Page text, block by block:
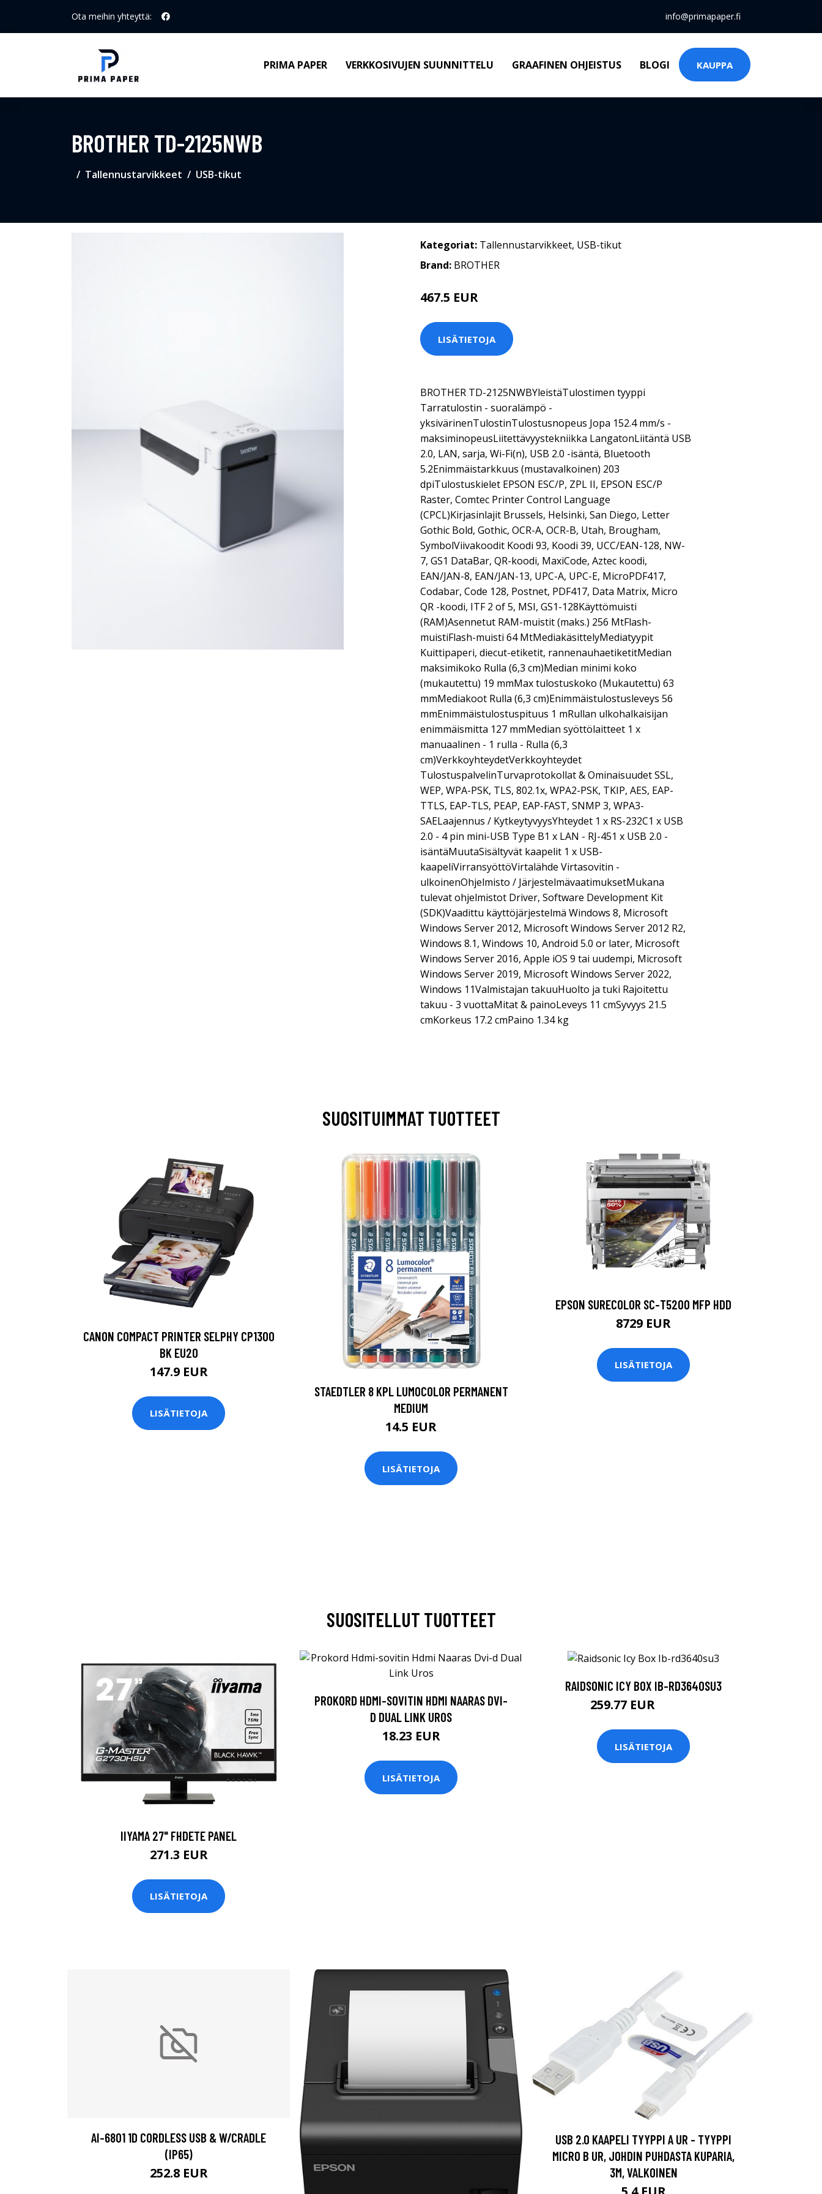
Ota meihin yhteyttä: info@primapaper.fi
PRIMA PAPER VERKKOSIVUJEN SUUNNITTELU GRAAFINEN OHJEISTUS BLOGI KAUPPA
BROTHER TD-2125NWB
Tallennustarvikkeet USB-tikut
Kategoriat: Tallennustarvikkeet, USB-tikut
Brand: BROTHER
467.5 EUR
LISÄTIETOJA
BROTHER TD-2125NWBYleistäTulostimen tyyppi
Tarratulostin - suoralämpö -
yksivärinenTulostinTulostusnopeus Jopa 152.4 mm/s -
maksiminopeusLiitettävyystekniikka LangatonLiitäntä USB
2.0, LAN, sarja, Wi-Fi(n), USB 2.0 -isäntä, Bluetooth
5.2Enimmäistarkkuus (mustavalkoinen) 203
dpiTulostuskielet EPSON ESC/P, ZPL II, EPSON ESC/P
Raster, Comtec Printer Control Language
(CPCL)Kirjasinlajit Brussels, Helsinki, San Diego, Letter
Gothic Bold, Gothic, OCR-A, OCR-B, Utah, Brougham,
SymbolViivakoodit Koodi 93, Koodi 39, UCC/EAN-128, NW-
7, GS1 DataBar, QR-koodi, MaxiCode, Aztec koodi,
EAN/JAN-8, EAN/JAN-13, UPC-A, UPC-E, MicroPDF417,
Codabar, Code 128, Postnet, PDF417, Data Matrix, Micro
QR -koodi, ITF 2 of 5, MSI, GS1-128Käyttömuisti
(RAM)Asennetut RAM-muistit (maks.) 256 MtFlash-
muistiFlash-muisti 64 MtMediakäsittelyMediatyypit
Kuittipaperi, diecut-etiketit, rannenauhaetiketitMedian
maksimikoko Rulla (6,3 cm)Median minimi koko
(mukautettu) 19 mmMax tulostuskoko (Mukautettu) 63
mmMediakoot Rulla (6,3 cm)Enimmäistulostusleveys 56
mmEnimmäistulostuspituus 1 mRullan ulkohalkaisijan
enimmäismitta 127 mmMedian syöttölaitteet 1 x
manuaalinen - 1 rulla - Rulla (6,3
cm)VerkkoyhteydetVerkkoyhteydet
TulostuspalvelinTurvaprotokollat & Ominaisuudet SSL,
WEP, WPA-PSK, TLS, 802.1x, WPA2-PSK, TKIP, AES, EAP-
TTLS, EAP-TLS, PEAP, EAP-FAST, SNMP 3, WPA3-
SAELaajennus / KytkeytyvyysYhteydet 1 x RS-232C1 x USB
2.0 - 4 pin mini-USB Type B1 x LAN - RJ-451 x USB 2.0 -
isäntäMuutaSisältyvät kaapelit 1 x USB-
kaapeliVirransyöttöVirtalähde Virtasovitin -
ulkoinenOhjelmisto / JärjestelmävaatimuksetMukana
tulevat ohjelmistot Driver, Software Development Kit
(SDK)Vaadittu käyttöjärjestelmä Windows 8, Microsoft
Windows Server 2012, Microsoft Windows Server 2012 R2,
Windows 8.1, Windows 10, Android 5.0 or later, Microsoft
Windows Server 2016, Apple iOS 9 tai uudempi, Microsoft
Windows Server 2019, Microsoft Windows Server 2022,
Windows 11Valmistajan takuuHuolto ja tuki Rajoitettu
takuu - 3 vuottaMitat & painoLeveys 11 cmSyvyys 21.5
cmKorkeus 17.2 cmPaino 1.34 kg
SUOSITUIMMAT TUOTTEET
CANON COMPACT PRINTER SELPHY CP1300
BK EU20
147.9 EUR
LISÄTIETOJA
STAEDTLER 8 KPL LUMOCOLOR PERMANENT
MEDIUM
14.5 EUR
LISÄTIETOJA
EPSON SURECOLOR SC-T5200 MFP HDD
8729 EUR
LISÄTIETOJA
SUOSITELLUT TUOTTEET
IIYAMA 27" FHDETE PANEL
271.3 EUR
LISÄTIETOJA
PROKORD HDMI-SOVITIN HDMI NAARAS DVI-
D DUAL LINK UROS
18.23 EUR
LISÄTIETOJA
RAIDSONIC ICY BOX IB-RD3640SU3
259.77 EUR
LISÄTIETOJA
AI-6801 1D CORDLESS USB & W/CRADLE
(IP65)
252.8 EUR
USB 2.0 KAAPELI TYYPPI A UR - TYYPPI
MICRO B UR, JOHDIN PUHDASTA KUPARIA,
3M, VALKOINEN